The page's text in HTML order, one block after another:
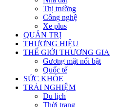
Thị trường
Công nghệ
Xe plus
QUẢN TRỊ
THƯƠNG HIỆU
THẾ GIỚI THƯƠNG GIA
Gương mặt nổi bật
Quốc tế
SỨC KHỎE
TRẢI NGHIỆM
Du lịch
Thời trang